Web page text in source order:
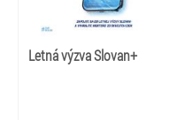
Letná výzva Slovan+